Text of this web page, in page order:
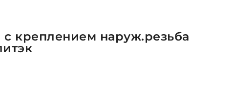
креплением наруж.резьба